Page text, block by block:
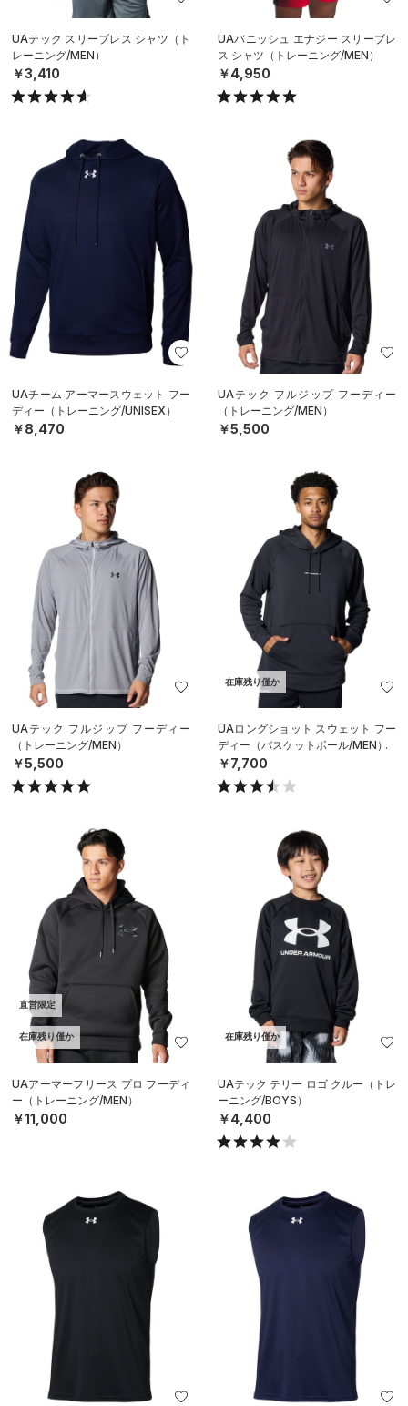
UAテック スリーブレス シャツ（ト
レーニング/MEN）
￥3,410
UAバニッシュ エナジー スリーブレ
ス シャツ（トレーニング/MEN）
￥4,950
UAチーム アーマースウェット フー
ディー（トレーニング/UNISEX）
￥8,470
UAテック フルジップ フーディー
（トレーニング/MEN）
￥5,500
UAテック フルジップ フーディー
（トレーニング/MEN）
￥5,500
在庫残り僅か
UAロングショット スウェット フー
ディー（バスケットボール/MEN）
￥7,700
直営限定
在庫残り僅か
UAアーマーフリース プロ フーディ
ー（トレーニング/MEN）
￥11,000
在庫残り僅か
UAテック テリー ロゴ クルー（トレ
ーニング/BOYS）
￥4,400